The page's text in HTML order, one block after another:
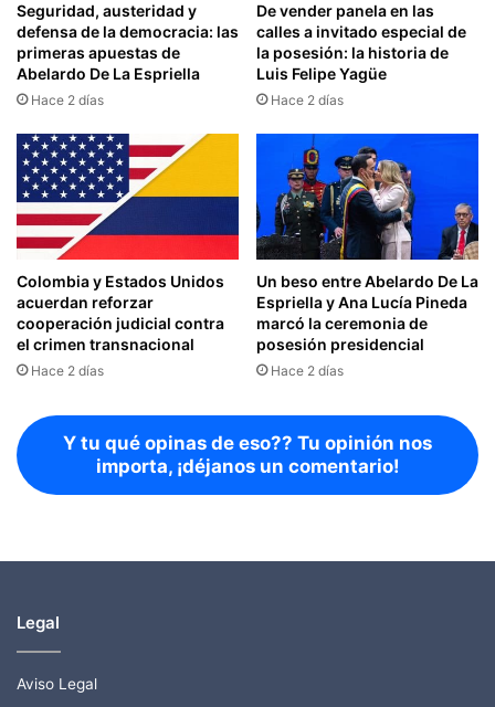
Seguridad, austeridad y
defensa de la democracia: las
primeras apuestas de
Abelardo De La Espriella
Hace 2 días
De vender panela en las
calles a invitado especial de
la posesión: la historia de
Luis Felipe Yagüe
Hace 2 días
Colombia y Estados Unidos
acuerdan reforzar
cooperación judicial contra
el crimen transnacional
Hace 2 días
Un beso entre Abelardo De La
Espriella y Ana Lucía Pineda
marcó la ceremonia de
posesión presidencial
Hace 2 días
Y tu qué opinas de eso?? Tu opinión nos
importa, ¡déjanos un comentario!
Legal
Aviso Legal